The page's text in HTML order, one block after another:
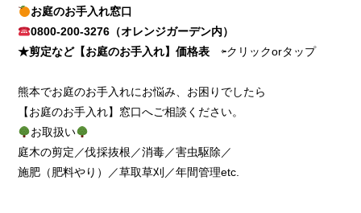
お庭のお手入れ窓口
0800-200-3276（オレンジガーデン内）
★剪定など【お庭のお手入れ】価格表 ⇦クリックorタップ
熊本でお庭のお手入れにお悩み、お困りでしたら
【お庭のお手入れ】窓口へご相談ください。
お取扱い
庭木の剪定／伐採抜根／消毒／害虫駆除／
施肥（肥料やり）／草取草刈／年間管理etc.